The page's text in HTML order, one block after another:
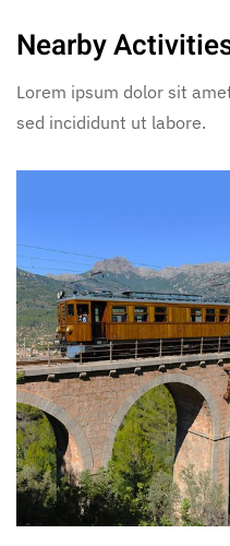
Nearby
Lorem ipsum dolor sit
sed incididunt ut labore.